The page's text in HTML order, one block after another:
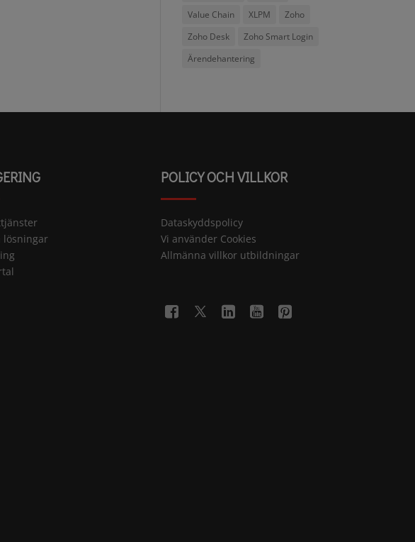
Value Chain
XLPM
Zoho
Zoho Desk
Zoho Smart Login
Ärendehantering
lösningar
POLICY OCH VILLKOR
Dataskyddspolicy
Vi använder Cookies
Allmänna villkor utbildningar